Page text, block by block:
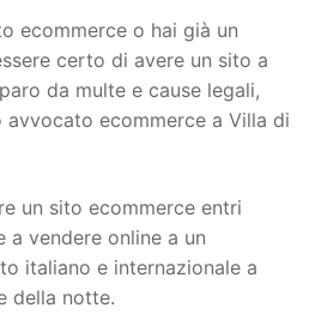
ecommerce o hai già un
certo di avere un sito a
da multe e cause legali,
ecommerce a Villa di
un sito ecommerce entri
a vendere online a un
italiano e internazionale a
della notte.